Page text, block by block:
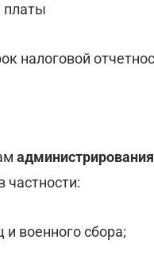
платы
налоговой
частности:
военного сбора;